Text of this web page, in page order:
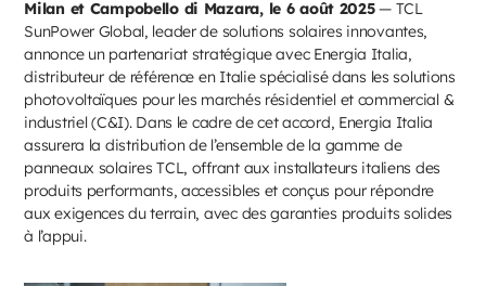
Milan et Campobello di Mazara, le 6 août 2025— TCL
SunPower Global, leader de solutions solaires innovantes,
annonce un partenariat stratégique avec Energia Italia,
distributeur de référence en Italie spécialisé dans les solutions
photovoltaïques pour les marchés résidentiel et commercial &
industriel (C&I). Dans le cadre de cet accord, Energia Italia
assurera la distribution de l’ensemble de la gamme de
panneaux solaires TCL, offrant aux installateurs italiens des
produits performants, accessibles et conçus pour répondre
aux exigences du terrain, avec des garanties produits solides
à l’appui.